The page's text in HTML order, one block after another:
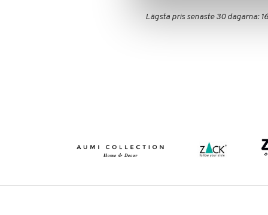
Lägsta pris senaste 30 dagarna: